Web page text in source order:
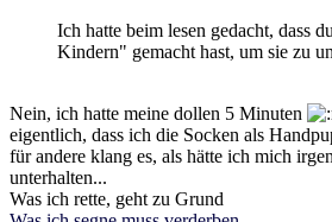
Ich hatte beim lesen gedacht, dass
Kindern" gemacht hast, um sie zu
Nein, ich hatte meine dollen 5 Minuten
eigentlich, dass ich die Socken als
für andere klang es, als hätte ich mich
unterhalten...
Was ich rette, geht zu Grund